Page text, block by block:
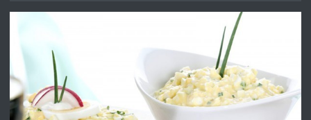
ПРЕДЛАГА
№4120 Магазин/Офис под наем в кв.
Любен Каравелов, Хасково-близо до
градската градина!